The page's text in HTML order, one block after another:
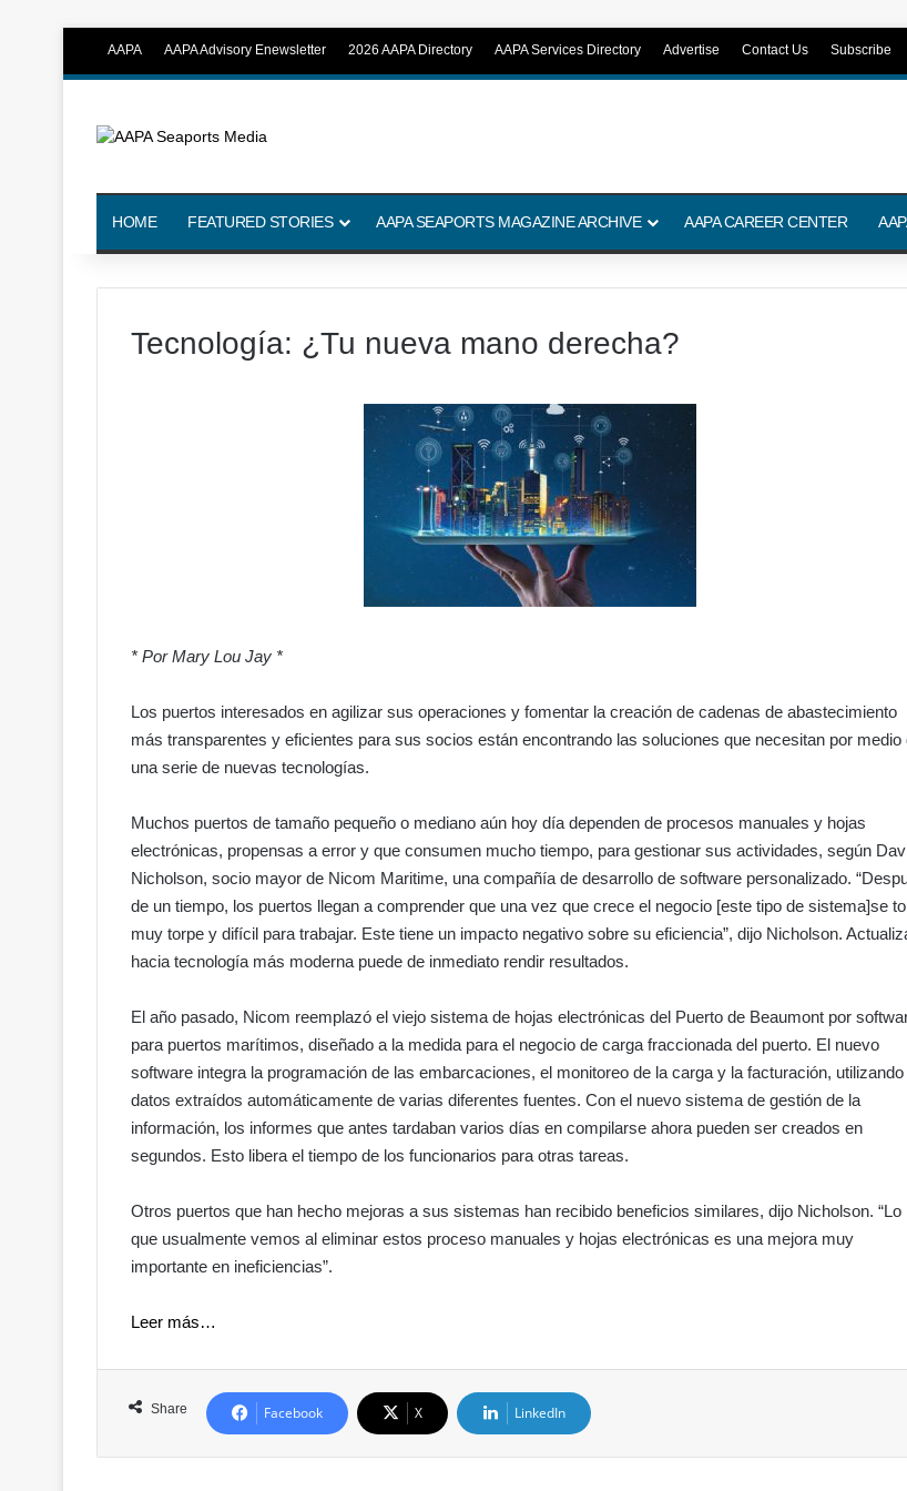
AAPA AAPA Advisory Enewsletter 2026 AAPA Directory AAPA Services Directory Advertise Contact Us Subscribe
HOME FEATURED STORIES AAPA SEAPORTS MAGAZINE ARCHIVE AAPA CAREER CENTER
Tecnología: ¿Tu nueva mano derecha?
* Por Mary Lou Jay *
Los puertos interesados en agilizar sus operaciones y fomentar la creación de cadenas de abastecimiento
más transparentes y eficientes para sus socios están encontrando las soluciones que necesitan por medio
una serie de nuevas tecnologías.
Muchos puertos de tamaño pequeño o mediano aún hoy día dependen de procesos manuales y hojas
electrónicas, propensas a error y que consumen mucho tiempo, para gestionar sus actividades, según
Nicholson, socio mayor de Nicom Maritime, una compañía de desarrollo de software personalizado.
de un tiempo, los puertos llegan a comprender que una vez que crece el negocio [este tipo de sistema]se
muy torpe y difícil para trabajar. Este tiene un impacto negativo sobre su eficiencia”, dijo Nicholson.
hacia tecnología más moderna puede de inmediato rendir resultados.
El año pasado, Nicom reemplazó el viejo sistema de hojas electrónicas del Puerto de Beaumont por
para puertos marítimos, diseñado a la medida para el negocio de carga fraccionada del puerto. El nuevo
software integra la programación de las embarcaciones, el monitoreo de la carga y la facturación, utilizando
datos extraídos automáticamente de varias diferentes fuentes. Con el nuevo sistema de gestión de la
información, los informes que antes tardaban varios días en compilarse ahora pueden ser creados en
segundos. Esto libera el tiempo de los funcionarios para otras tareas.
Otros puertos que han hecho mejoras a sus sistemas han recibido beneficios similares, dijo Nicholson. “Lo
que usualmente vemos al eliminar estos proceso manuales y hojas electrónicas es una mejora muy
importante en ineficiencias”.
Leer más…
Share Facebook X LinkedIn